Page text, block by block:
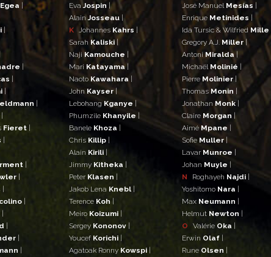
Egea |
|
|
|
|
|
|
Fieret |
|
|
|
|
|
|
|
|
|
EvaJospin |
AlainJosseau |
K
Johannes Kahrs |
Sarah Kaliski |
Naji Kamouche |
Mari Katayama |
Naoto Kawahara |
John Kayser |
Lebohang Kganye |
Phumzile Khanyile |
Banele Khoza |
Chris Killip |
Alain Kirili |
Jimmy Kitheka |
Peter Klasen |
Jakob Lena Knebl |
Terence Koh |
Meiro Koizumi |
Sergey Kononov |
Youcef Korichi |
Agatoak Ronny Kowspi |
José Manuel Mesías |
Enrique Metinides |
Ida Tursic & WilfriedMille
Gregory A.J. Miller|
AntoniMiralda |
Michaël Molinié |
Pierre Molinier |
Thomas Monin |
Jonathan Monk|
Claire Morgan |
Aimé Mpane |
Sofie Muller |
Lavar Munroe |
Johan Muyle |
N
Roghayeh Najdi |
Yoshitomo Nara |
Max Neumann |
Helmut Newton |
O
Valérie Oka |
Erwin Olaf |
Rune Olsen |